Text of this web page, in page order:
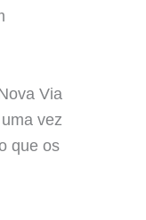
Via
vez
que os